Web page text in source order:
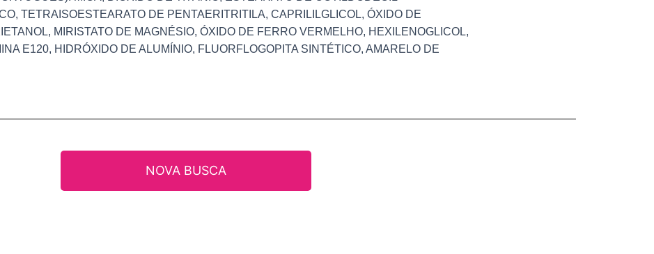
TETRAISOESTEARATO DE PENTAERITRITILA, CAPRILILGLICOL, ÓXIDO DE
MIRISTATO DE MAGNÉSIO, ÓXIDO DE FERRO VERMELHO, HEXILENOGLICOL,
E120, HIDRÓXIDO DE ALUMÍNIO, FLUORFLOGOPITA SINTÉTICO, AMARELO DE
NOVA BUSCA